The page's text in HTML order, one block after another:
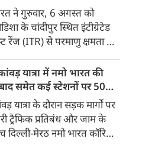
ने गुरुवार, 6 अगस्त को
के चांदीपुर स्थित इंटीग्रेटेड
रेंज (ITR) से परमाणु क्षमता से
अग्नि-4 का सफल परीक्षण
रक्षा मंत्रालय के मुताबिक, यह
स्ट्रैटेजिक फोर्सेज कमांड
और रक्षा अनुसंधान एवं
संगठन (DRDO) की ओर से
गया।
यात्रा में नमो भारत की
समेत कई स्टेशनों पर 50%
संख्या
यात्रा के दौरान सड़क मार्गों पर
ट्रैफिक प्रतिबंध और जाम के
दिल्ली-मेरठ नमो भारत कॉरिडोर